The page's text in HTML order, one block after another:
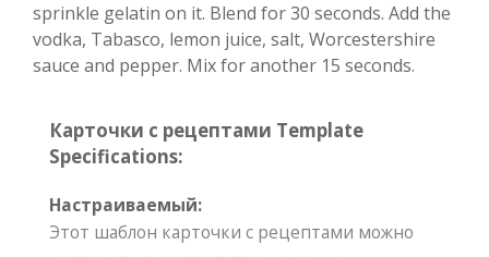
sprinkle gelatin on it. Blend for 30 seconds. Add the
vodka, Tabasco, lemon juice, salt, Worcestershire
sauce and pepper. Mix for another 15 seconds.
Карточки с рецептами Template
Specifications:
Настраиваемый:
Этот шаблон карточки с рецептами можно